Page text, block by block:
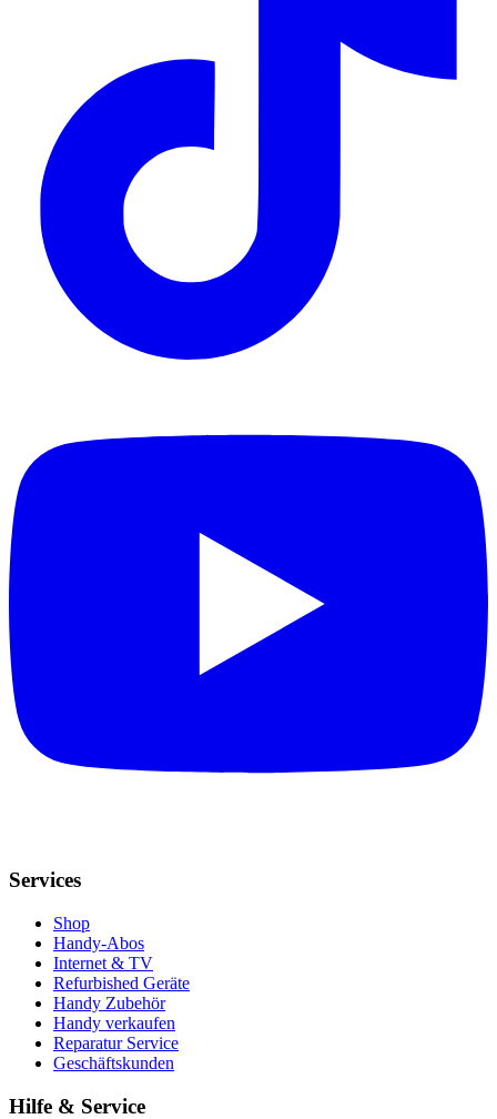
Services
Shop
Handy-Abos
Internet & TV
Refurbished Geräte
Handy Zubehör
Handy verkaufen
Reparatur Service
Geschäftskunden
Hilfe & Service